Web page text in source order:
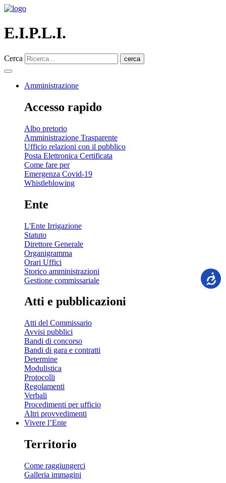
E.I.P.L.I.
Cerca cerca
Amministrazione
Accesso rapido
Albo pretorio
Amministrazione Trasparente
Ufficio relazioni con il pubblico
Posta Elettronica Certificata
Come fare per
Emergenza Covid-19
Whistleblowing
Ente
L'Ente Irrigazione
Statuto
Direttore Generale
Organigramma
Orari Uffici
Storico amministrazioni
Gestione commissariale
Atti e pubblicazioni
Atti del Commissario
Avvisi pubblici
Bandi di concorso
Bandi di gara e contratti
Determine
Modulistica
Protocolli
Regolamenti
Verbali
Procedimenti per ufficio
Altri provvedimenti
Vivere l’Ente
Territorio
Come raggiungerci
Galleria immagini